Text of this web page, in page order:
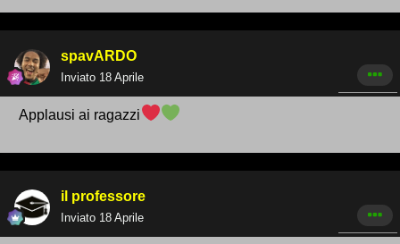
spavARDO
Inviato 18 Aprile
Applausi ai ragazzi
il professore
Inviato 18 Aprile